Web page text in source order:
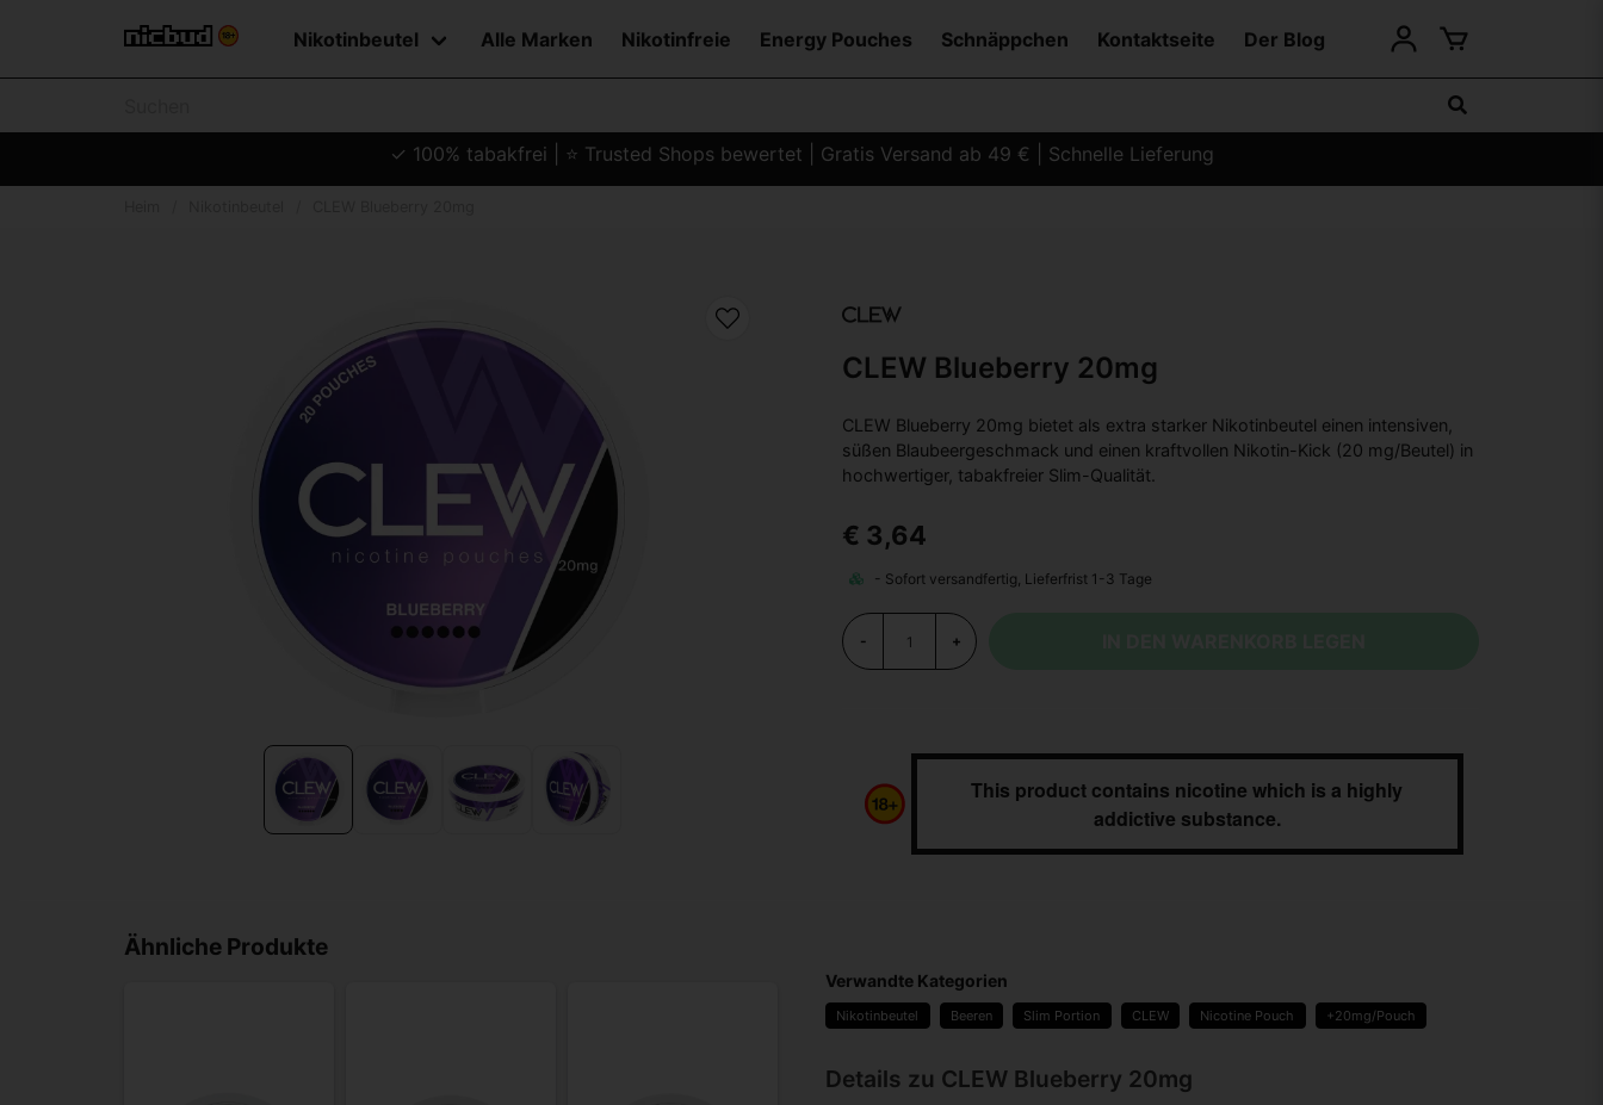
Nikotinbeutel Alle Marken Nikotinfreie Energy Pouches Schnäppchen Kontaktseite Der Blog
✓ 100% tabakfrei | ⭐ Trusted Shops bewertet | Gratis Versand ab 49 € | Schnelle Lieferung
CLEW Blueberry 20mg
CLEW Blueberry 20mg bietet als extra starker Nikotinbeutel einen intensiven,
süßen Blaubeergeschmack und einen kraftvollen Nikotin-Kick (20 mg/Beutel) in
hochwertiger, tabakfreier Slim-Qualität.
€ 3,64
- +
This product contains nicotine which is a highly
addictive substance.
Ähnliche Produkte
Verwandte Kategorien
Nikotinbeutel Beeren Slim Portion CLEW Nicotine Pouch +20mg/Pouch
Details zu CLEW Blueberry 20mg